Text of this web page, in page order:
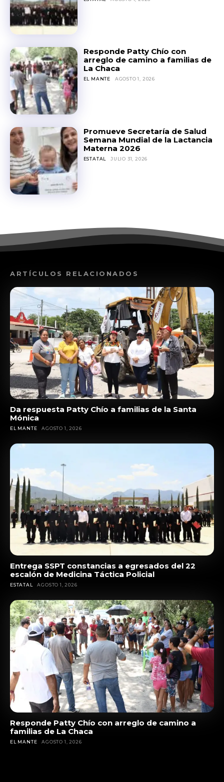
Responde Patty Chío con
arreglo de camino a familias de
La Chaca
EL MANTE AGOSTO 1, 2026
Promueve Secretaría de Salud
Semana Mundial de la Lactancia
Materna 2026
ESTATAL JULIO 31, 2026
ARTÍCULOS RELACIONADOS
Da respuesta Patty Chío a familias de la Santa
Mónica
EL MANTE AGOSTO 1, 2026
Entrega SSPT constancias a egresados del 22
escalón de Medicina Táctica Policial
ESTATAL AGOSTO 1, 2026
Responde Patty Chío con arreglo de camino a
familias de La Chaca
EL MANTE AGOSTO 1, 2026